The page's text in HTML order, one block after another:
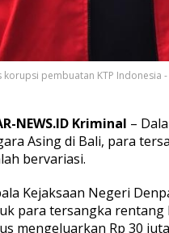
a
n
K
T
n
d
o
korupsi pembuatan KTP Indonesia
NEWS.ID Kriminal –
Asing di Bali, para
bervariasi.
Kejaksaan Negeri
para tersangka rentang
mengeluarkan Rp 30